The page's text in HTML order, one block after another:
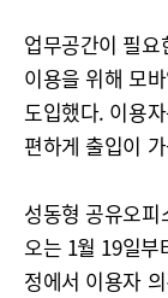
업무공간이 필
이용을 위해 모
도입했다. 이용
편하게 출입이
성동형 공유오
오는 1월 19일부
정에서 이용자